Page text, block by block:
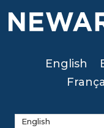
Skip
English